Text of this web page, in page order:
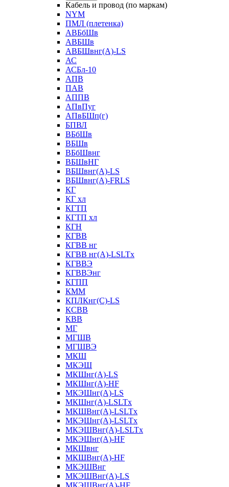
Кабель и провод (по маркам)
NYM
ПМЛ (плетенка)
АВБбШв
АВБШв
АВБШвнг(А)-LS
АС
АСБл-10
АПВ
ПАВ
АППВ
АПвПуг
АПвБШп(г)
БПВЛ
ВБбШв
ВБШв
ВБбШвнг
ВБШвНГ
ВБШвнг(А)-LS
ВБШвнг(А)-FRLS
КГ
КГ хл
КГТП
КГТП хл
КГН
КГВВ
КГВВ нг
КГВВ нг(А)-LSLTx
КГВВЭ
КГВВЭнг
КГПП
КММ
КПЛКнг(C)-LS
КСВВ
КВВ
МГ
МГШВ
МГШВЭ
МКШ
МКЭШ
МКШнг(А)-LS
МКШнг(А)-HF
МКЭШнг(А)-LS
МКШнг(А)-LSLTx
МКШВнг(A)-LSLTx
МКЭШнг(А)-LSLTx
МКЭШВнг(A)-LSLTx
МКЭШнг(А)-HF
МКШвнг
МКШВнг(А)-HF
МКЭШВнг
МКЭШВнг(А)-LS
МКЭШВнг(А)-HF